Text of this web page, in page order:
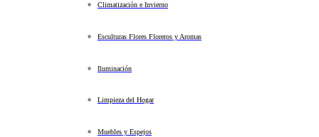
Climatización e Invierno
Esculturas Flores Floreros y Aromas
Iluminación
Limpieza del Hogar
Muebles y Espejos